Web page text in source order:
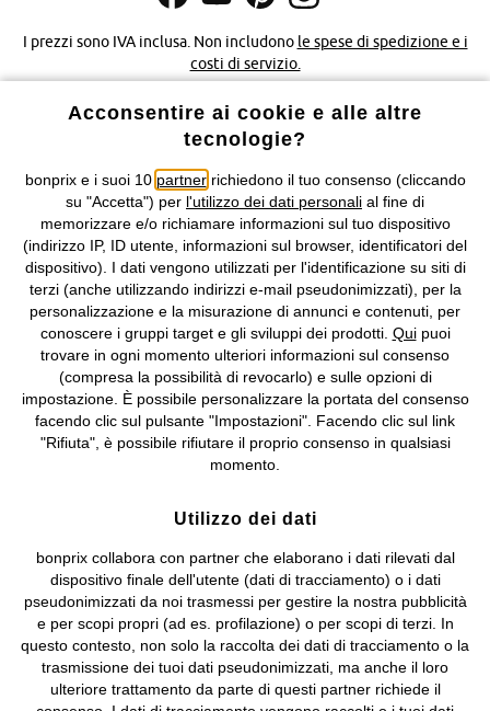
I prezzi sono IVA inclusa. Non includono le spese di spedizione e i
costi di servizio.
Condizioni di vendita Accessibilità
Informativa privacy e cookie
Informazioni legali Diritto di recesso
© 2026 bonprix. Tutti i diritti riservati.
bonprix S.r.l. con socio unico, sede legale: via Adua 33 - 13855
Valdengo (BI) C.F. 01510910027 - P.I. 01939830020, Reg. Imprese di
Biella n. 01510910027, R.E.A. BI - 171345, N. Reg. Pile:
IT09060P00000858, N. Reg. AEE: IT08020000002105 Capitale
Sociale: euro 1.000.000 i.v, Società soggetta all'attività di direzione
e coordinamento di bonprix Beteiligungs -Verwaltungsgesellschaft
mbH.
Acconsentire ai cookie e alle altre
tecnologie?
bonprix e i suoi 10 partnerrichiedono il tuo consenso (cliccando
su "Accetta") per l'utilizzo dei dati personali al fine di
memorizzare e/o richiamare informazioni sul tuo dispositivo
(indirizzo IP, ID utente, informazioni sul browser, identificatori del
dispositivo). I dati vengono utilizzati per l'identificazione su siti di
terzi (anche utilizzando indirizzi e-mail pseudonimizzati), per la
personalizzazione e la misurazione di annunci e contenuti, per
conoscere i gruppi target e gli sviluppi dei prodotti. Quipuoi
trovare in ogni momento ulteriori informazioni sul consenso
(compresa la possibilità di revocarlo) e sulle opzioni di
impostazione. È possibile personalizzare la portata del consenso
facendo clic sul pulsante "Impostazioni". Facendo clic sul link
"Rifiuta", è possibile rifiutare il proprio consenso in qualsiasi
momento.
Utilizzo dei dati
bonprix collabora con partner che elaborano i dati rilevati dal
dispositivo finale dell'utente (dati di tracciamento) o i dati
pseudonimizzati da noi trasmessi per gestire la nostra pubblicità
e per scopi propri (ad es. profilazione) o per scopi di terzi. In
questo contesto, non solo la raccolta dei dati di tracciamento o la
trasmissione dei tuoi dati pseudonimizzati, ma anche il loro
ulteriore trattamento da parte di questi partner richiede il